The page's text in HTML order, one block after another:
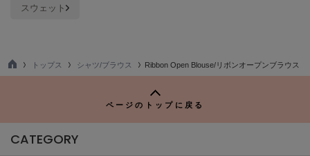
ORGUE
オル
パトリック
スウェット
TO
トップス シャツ/ブラウス Ribbon Open Blouse/リボンオープンブラウス
ページのトップに戻る
CATEGORY